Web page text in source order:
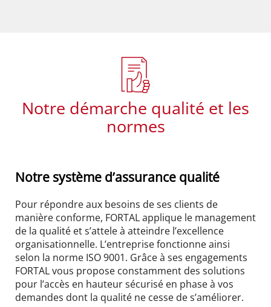
Notre démarche qualité et les
normes
Notre système d’assurance qualité
Pour répondre aux besoins de ses clients de
manière conforme, FORTAL applique le management
de la qualité et s’attele à atteindre l’excellence
organisationnelle. L’entreprise fonctionne ainsi
selon la norme ISO 9001. Grâce à ses engagements
FORTAL vous propose constamment des solutions
pour l’accès en hauteur sécurisé en phase à vos
demandes dont la qualité ne cesse de s’améliorer.